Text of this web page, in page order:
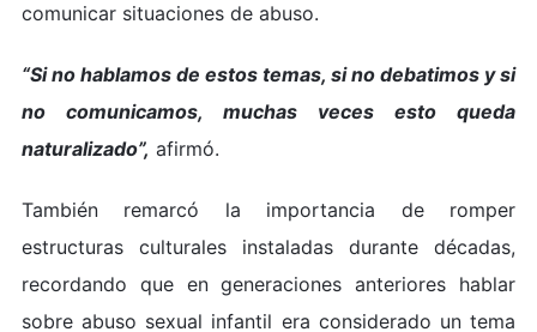
comunicar situaciones de abuso.
“Si no hablamos de estos temas, si no debatimos y si
no comunicamos, muchas veces esto queda
naturalizado”, afirmó.
También remarcó la importancia de romper
estructuras culturales instaladas durante décadas,
recordando que en generaciones anteriores hablar
sobre abuso sexual infantil era considerado un tema